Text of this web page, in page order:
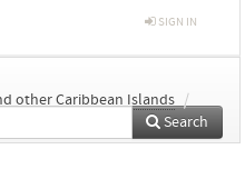
SIGN IN
other Caribbean Islands /
Search